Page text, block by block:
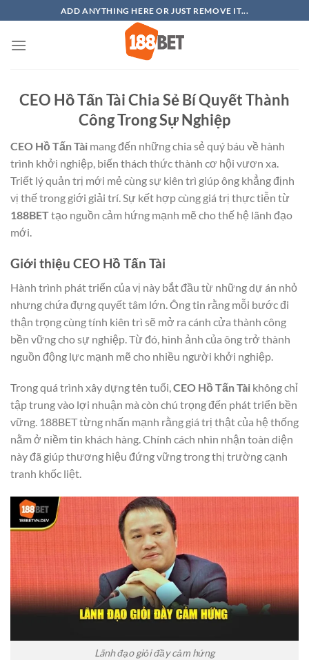
qua
nội
ADD ANYTHING HERE OR JUST REMOVE IT...
CEO Hồ Tấn Tài Chia Sẻ Bí Quyết Thành
Công Trong Sự Nghiệp
CEO Hồ Tấn Tài mang đến những chia sẻ quý báu về hành
trình khởi nghiệp, biến thách thức thành cơ hội vươn xa.
Triết lý quản trị mới mẻ cùng sự kiên trì giúp ông khẳng định
vị thế trong giới giải trí. Sự kết hợp cùng giá trị thực tiễn từ
188BETtạo nguồn cảm hứng mạnh mẽ cho thế hệ lãnh đạo
mới.
Giới thiệu CEO Hồ Tấn Tài
Hành trình phát triển của vị này bắt đầu từ những dự án nhỏ
nhưng chứa đựng quyết tâm lớn. Ông tin rằng mỗi bước đi
thận trọng cùng tính kiên trì sẽ mở ra cánh cửa thành công
bền vững cho sự nghiệp. Từ đó, hình ảnh của ông trở thành
nguồn động lực mạnh mẽ cho nhiều người khởi nghiệp.
Trong quá trình xây dựng tên tuổi,CEO Hồ Tấn Tài không chỉ
tập trung vào lợi nhuận mà còn chú trọng đến phát triển bền
vững. 188BET từng nhấn mạnh rằng giá trị thật của hệ thống
nằm ở niềm tin khách hàng. Chính cách nhìn nhận toàn diện
này đã giúp thương hiệu đứng vững trong thị trường cạnh
tranh khốc liệt.
Lãnh đạo giỏi đầy cảm hứng